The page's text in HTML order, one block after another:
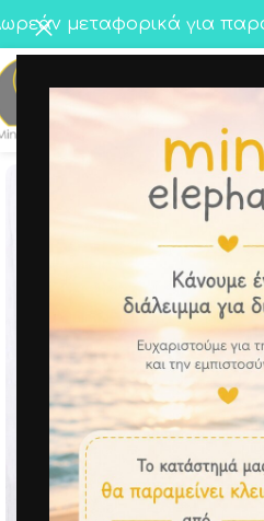
μεταφορικά για